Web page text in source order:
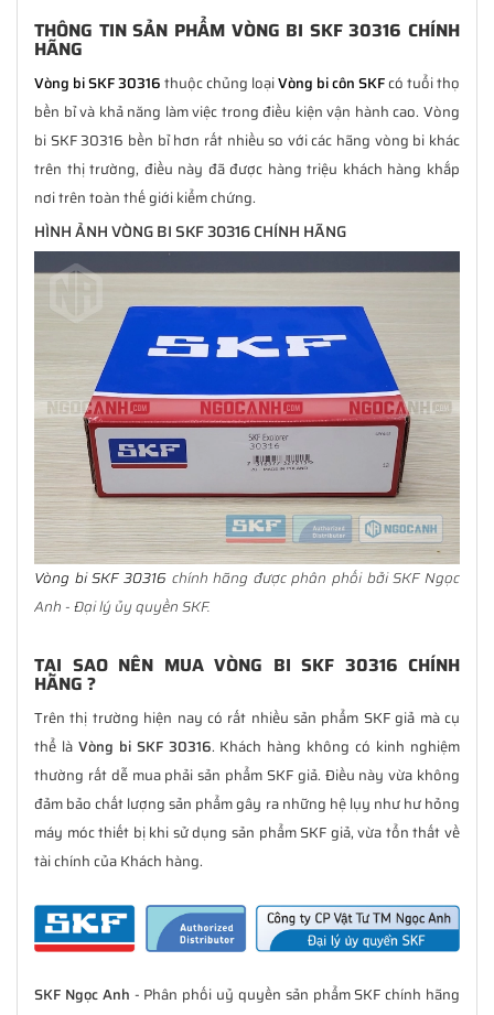
THÔNG TIN SẢN PHẨM VÒNG BI SKF 30316 CHÍNH
HÃNG
Vòng bi SKF 30316thuộc chủng loạiVòng bi côn SKFcó tuổi thọ
bền bỉ và khả năng làm việc trong điều kiện vận hành cao. Vòng
bi SKF 30316 bền bỉ hơn rất nhiều so với các hãng vòng bi khác
trên thị trường, điều này đã được hàng triệu khách hàng khắp
nơi trên toàn thế giới kiểm chứng.
HÌNH ẢNH VÒNG BI SKF 30316 CHÍNH HÃNG
Vòng bi SKF 30316chính hãng được phân phối bởi SKF Ngọc
Anh - Đại lý ủy quyền SKF.
TẠI SAO NÊN MUA VÒNG BI SKF 30316 CHÍNH
HÃNG ?
Trên thị trường hiện nay có rất nhiều sản phẩm SKF giả mà cụ
thể là Vòng bi SKF 30316. Khách hàng không có kinh nghiệm
thường rất dễ mua phải sản phẩm SKF giả. Điều này vừa không
đảm bảo chất lượng sản phẩm gây ra những hệ lụy như hư hỏng
máy móc thiết bị khi sử dụng sản phẩm SKF giả, vừa tổn thất về
tài chính của Khách hàng.
SKF Ngọc Anh - Phân phối uỷ quyền sản phẩm SKF chính hãng